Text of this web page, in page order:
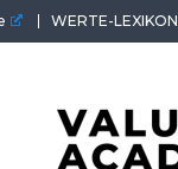
WERTE-LEXIKON